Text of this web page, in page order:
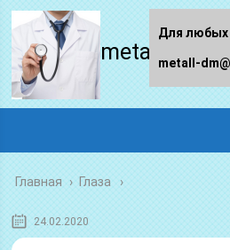
metall-dm.ru
Главная › Глаза
24.02.2020
Для любых
metall-